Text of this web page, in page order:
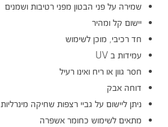
שמירה על פני הבטון מפני רטיבות ושמנים
יישום קל ומהיר
חד רכיבי, מוכן לשימוש
עמידות ב UV
חסר גוון או ריח ואינו רעיל
דוחה אבק
ניתן ליישום על גביי רצפות שחיקה מינרליות
מתאים לשימוש כחומר אשפרה